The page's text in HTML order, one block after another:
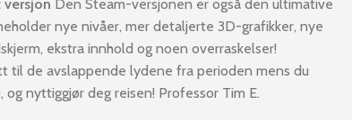
versjon Den Steam-versjonen er også den ultimative
nye nivåer, mer detaljerte 3D-grafikker, nye
ekstra innhold og noen overraskelser!
til de avslappende lydene fra perioden mens du
og nyttiggjør deg reisen! Professor Tim E.